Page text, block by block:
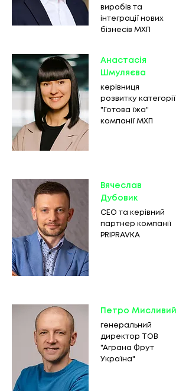
виробів та
інтеграції нових
бізнесів МХП
Анастасія
Шмуляєва
керівниця
розвитку категорії
"Готова їжа"
компанії МХП
Вячеслав
Дубовик
СЕО та керівний
партнер компанії
PRIPRAVKA
Петро Мисливий
генеральний
директор ТОВ
"Аграна Фрут
Україна"